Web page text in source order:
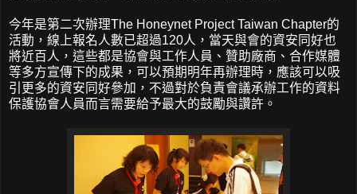
今年是第二次辦理The Honeynet Project Taiwan Chapter的
活動，線上報名人數已超過120人，當天與會的資安同好也
將近百人，這些都是協會與工作人員、贊助廠商、合作媒體
等多方宣傳下的成果，可以預期明年再辦理時，應該可以吸
引更多的資安同好參加，不過對於負責會議承辦工作的資料
保護協會人員而言需要給予最大的鼓勵與讚許。